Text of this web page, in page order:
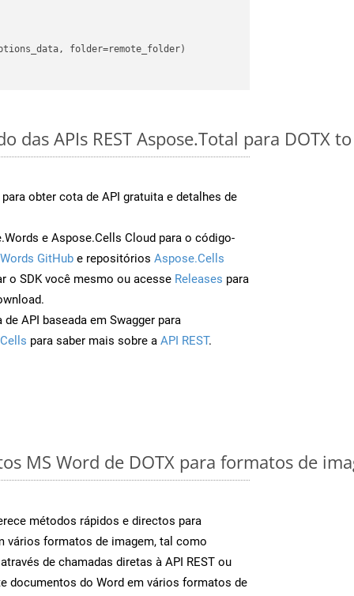
das APIs REST Aspose.Total para DOTX
para obter cota de API gratuita e detalhes de
e Aspose.Cells Cloud para o código-
GitHub e repositórios Aspose.Cells
o SDK você mesmo ou acesse Releases para
API baseada em Swagger para
para saber mais sobre a API REST.
MS Word de DOTX para formatos de
métodos rápidos e directos para
vários formatos de imagem, tal como
de chamadas diretas à API REST ou
documentos do Word em vários formatos de